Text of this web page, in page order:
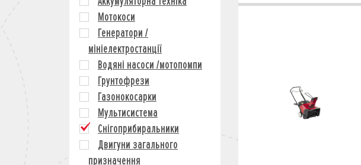
Мотокоси
Генератори /
мініелектростанції
Водяні насоси /мотопомпи
Грунтофрези
Газонокосарки
Мультисистема
Снігоприбиральники
Двигуни загального
призначення